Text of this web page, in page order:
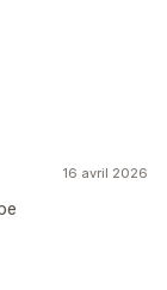
16 avril 2026